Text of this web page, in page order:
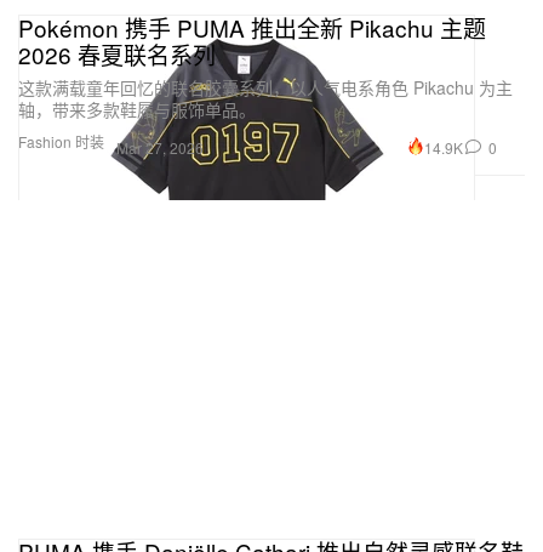
Fashion 时装
Pokémon 携手 PUMA 推出全新 Pikachu 主题
2026 春夏联名系列
这款满载童年回忆的联名胶囊系列，以人气电系角色 Pikachu 为主
轴，带来多款鞋履与服饰单品。
Mar 27, 2026 14.9K 0